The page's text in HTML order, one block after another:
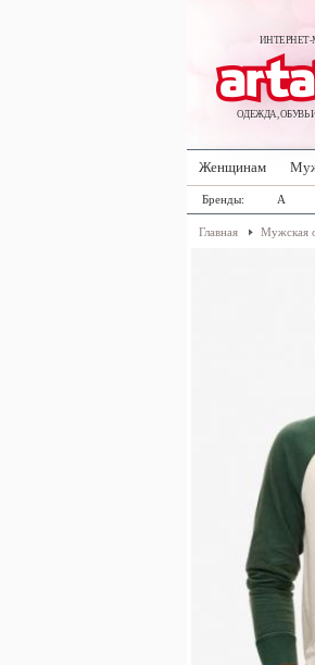
ОДЕЖДА, ОБУВЬ
Женщинам
Бренды: A
Главная Мужская